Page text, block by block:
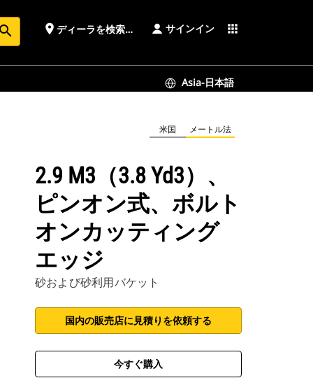
place ディーラを検索する サインイン apps
Asia-日本語
米国 メートル法
2.9 M3（3.8 Yd3）、
ピンオン式、ボルト
オンカッティング
エッジ
砂および砂利用バケット
国内の販売店に見積りを依頼する
今すぐ購入